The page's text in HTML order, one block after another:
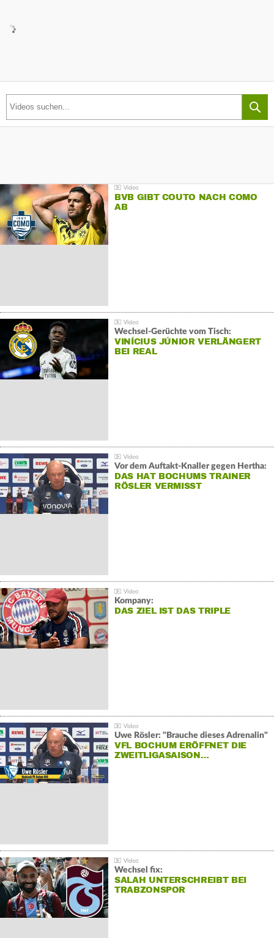
BVB GIBT COUTO NACH COMO
AB
Wechsel-Gerüchte vom Tisch:
VINÍCIUS JÚNIOR VERLÄNGERT
BEI REAL
Vor dem Auftakt-Knaller gegen Hertha:
DAS HAT BOCHUMS TRAINER
RÖSLER VERMISST
Kompany:
DAS ZIEL IST DAS TRIPLE
Uwe Rösler: "Brauche dieses Adrenalin"
VFL BOCHUM ERÖFFNET DIE
ZWEITLIGASAISON…
Wechsel fix:
SALAH UNTERSCHREIBT BEI
TRABZONSPOR